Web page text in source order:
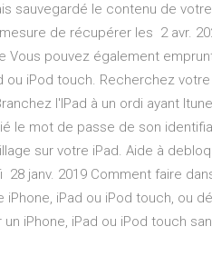
sauvegardé le contenu de
de récupérer les 2 avr.
Vous pouvez également
ou iPod touch. Recherchez
l'IPad à un ordi ayant
le mot de passe de son
sur votre iPad. Aide à
janv. 2019 Comment faire
iPad ou iPod touch, ou
iPhone, iPad ou iPod touch